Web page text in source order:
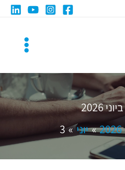
2026 יוני 3